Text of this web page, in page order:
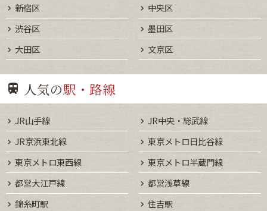
新宿区
中央区
渋谷区
墨田区
大田区
文京区
人気の駅・路線
JR山手線
JR中央・総武線
JR京浜東北線
東京メトロ日比谷線
東京メトロ東西線
東京メトロ半蔵門線
都営大江戸線
都営浅草線
錦糸町駅
住吉駅